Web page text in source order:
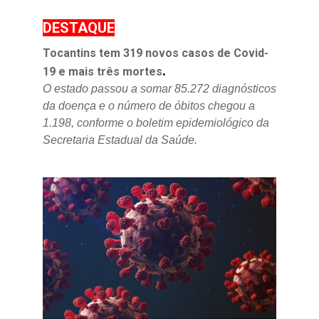
DESTAQUE
Tocantins tem 319 novos casos de Covid-
19 e mais três mortes.
O estado passou a somar 85.272 diagnósticos
da doença e o número de óbitos chegou a
1.198, conforme o boletim epidemiológico da
Secretaria Estadual da Saúde.